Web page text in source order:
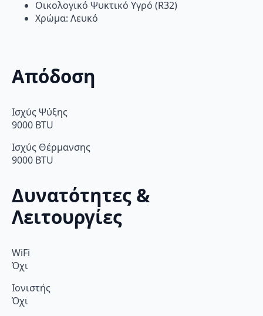
Οικολογικό Ψυκτικό Υγρό (R32)
Χρώμα: Λευκό
Απόδοση
Ισχύς Ψύξης
9000 BTU
Ισχύς Θέρμανσης
9000 BTU
Δυνατότητες &
Λειτουργίες
WiFi
Όχι
Ιονιστής
Όχι